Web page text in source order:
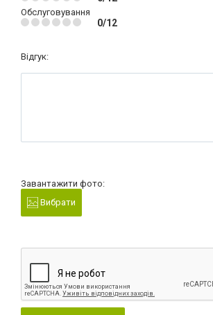
Обслуговування
0/12
Відгук:
Завантажити фото:
Вибрати